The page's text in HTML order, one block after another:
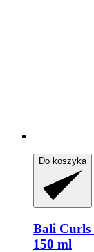
Do koszyka
Bali Curls
150 ml